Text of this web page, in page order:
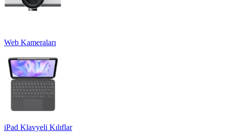
Web Kameraları
iPad Klavyeli Kılıflar